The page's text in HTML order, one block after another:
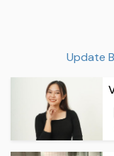
Update